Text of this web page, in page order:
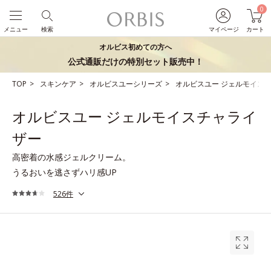
マイページ
0
カート
検索
メニュー
オルビス初めての方へ
公式通販だけの特別セット販売中！
TOP スキンケア オルビスユーシリーズ オルビスユー ジェルモイス
オルビスユー ジェルモイスチャライ
ザー
高密着の水感ジェルクリーム。
うるおいを逃さずハリ感UP
526件